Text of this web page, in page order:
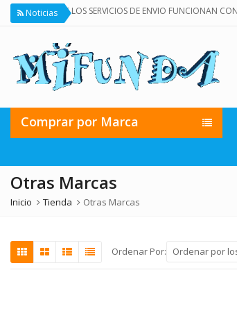
Noticias
¡TODOS LOS SERVICIOS DE ENVIO FUNCIONAN CON
Comprar por Marca
Otras Marcas
Inicio Tienda Otras Marcas
Ordenar Por: Ordenar por